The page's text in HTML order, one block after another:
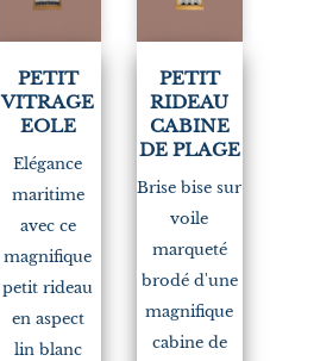
PETIT
VITRAGE
EOLE
Elégance
maritime
avec ce
magnifique
petit rideau
en aspect
lin blanc
PETIT
RIDEAU
CABINE
DE PLAGE
Brise bise sur
voile
marqueté
brodé d'une
magnifique
cabine de